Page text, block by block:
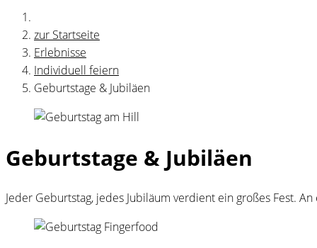
zur Startseite
Erlebnisse
Individuell feiern
Geburtstage & Jubiläen
Geburtstage & Jubiläen
Jeder Geburtstag, jedes Jubiläum verdient ein großes Fest.